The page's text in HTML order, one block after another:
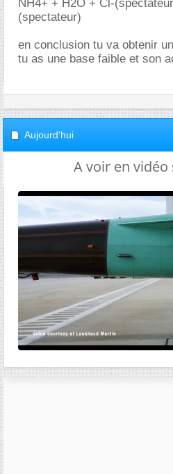
NH4+ + H2O + Cl-
(spectateur)
en conclusion tu va obtenir
tu as une base faible et son
Aujourd'hui
A voir en vidéo